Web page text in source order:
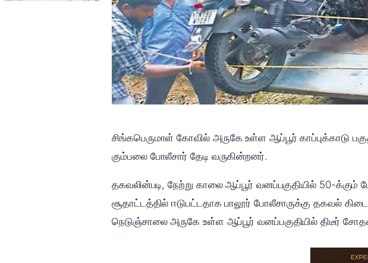
சிங்கபெருமாள் கோவில் அருகே உள்ள ஆப்பூர் காப்புக்காடு
கும்பலை போலீசார் தேடி வருகின்றனர்.
தகவலின்படி, நேற்று காலை ஆப்பூர் வனப்பகுதியில் 50-
சூதாட்டத்தில் ஈடுபட்டதாக பாலூர் போலீசாருக்கு தகவல்
நெடுஞ்சாலை அருகே உள்ள ஆப்பூர் வனப்பகுதியில் திடீர்